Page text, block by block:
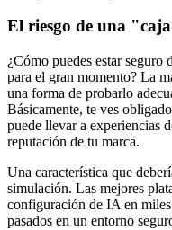
El riesgo de una
¿Cómo puedes estar
para el gran momento? La
una forma de probarlo
Básicamente, te ves
puede llevar a experiencias
reputación de tu marca.
Una característica que
simulación. Las mejores
configuración de IA en
pasados en un entorno